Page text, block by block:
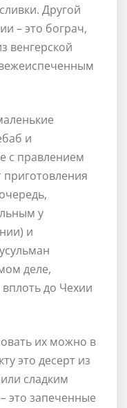
Другой
– это бограч,
венгерской
и
с правлением
у
и
деле,
до Чехии
их можно в
это десерт из
сладким
это запеченные